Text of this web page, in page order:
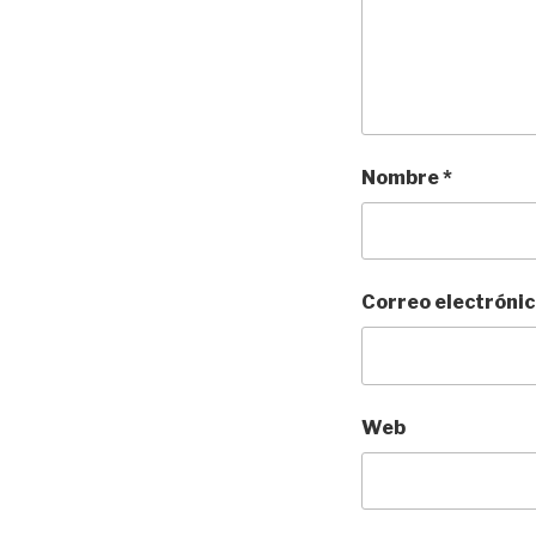
Nombre*
Correo
Web